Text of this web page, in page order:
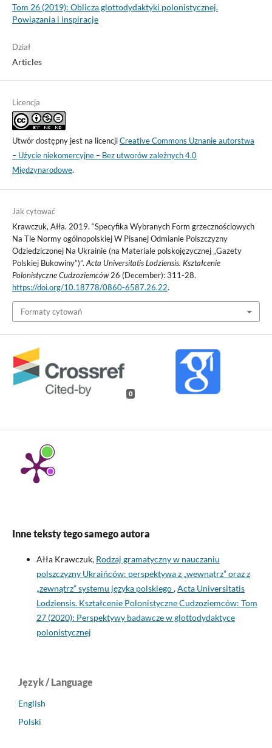
Tom 26 (2019): Oblicza glottodydaktyki polonistycznej.
Powiązania i inspiracje
Dział
Articles
Licencja
Utwór dostępny jest na licencjiCreative Commons Uznanie autorstwa
– Użycie niekomercyjne – Bez utworów zależnych 4.0
Międzynarodowe.
Jak cytować
Krawczuk, Ałła. 2019. “Specyfika Wybranych Form grzecznościowych
Na Tle Normy ogólnopolskiej W Pisanej Odmianie Polszczyzny
Odziedziczonej Na Ukrainie (na Materiale polskojęzycznej „Gazety
Polskiej Bukowiny”)”. Acta Universitatis Lodziensis. Kształcenie
Polonistyczne Cudzoziemców26 (December): 311-28.
https://doi.org/10.18778/0860-6587.26.22.
Formaty cytowań
0
Inne teksty tego samego autora
Ałła Krawczuk, Rodzaj gramatyczny w nauczaniu
polszczyzny Ukraińców: perspektywa z „wewnątrz” oraz z
„zewnątrz” systemu języka polskiego,Acta Universitatis
Lodziensis. Kształcenie Polonistyczne Cudzoziemców: Tom
27 (2020): Perspektywy badawcze w glottodydaktyce
polonistycznej
Język / Language
English
Polski